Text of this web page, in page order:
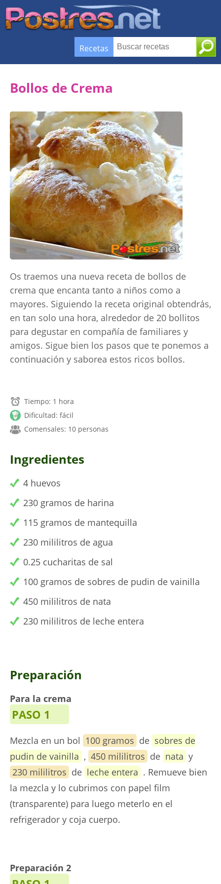
Recetas
Bollos de Crema
Os traemos una nueva receta de bollos de
crema que encanta tanto a niños como a
mayores. Siguiendo la receta original obtendrás,
en tan solo una hora, alrededor de 20 bollitos
para degustar en compañía de familiares y
amigos. Sigue bien los pasos que te ponemos a
continuación y saborea estos ricos bollos.
Tiempo: 1 hora
Dificultad: fácil
Comensales: 10 personas
Ingredientes
4 huevos
230 gramos de harina
115 gramos de mantequilla
230 mililitros de agua
0.25 cucharitas de sal
100 gramos de sobres de pudin de vainilla
450 mililitros de nata
230 mililitros de leche entera
Preparación
Para la crema
PASO 1
Mezcla en un bol 100 gramos de sobres de
pudin de vainilla , 450 mililitros de nata y
230 mililitros de leche entera . Remueve bien
la mezcla y lo cubrimos con papel film
(transparente) para luego meterlo en el
refrigerador y coja cuerpo.
Preparación 2